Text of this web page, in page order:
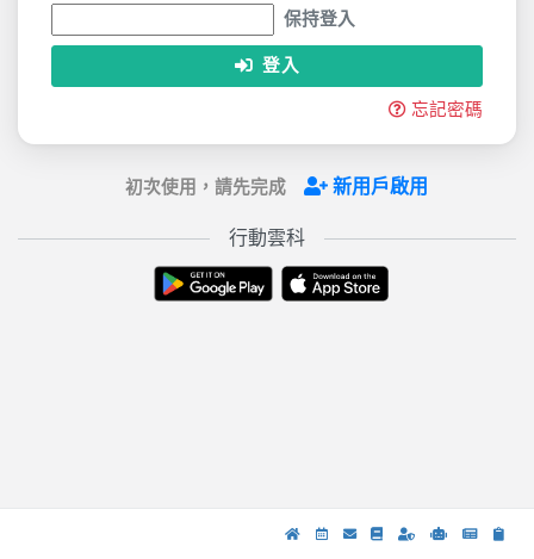
保持登入
登入
忘記密碼
初次使用，請先完成 新用戶啟用
行動雲科